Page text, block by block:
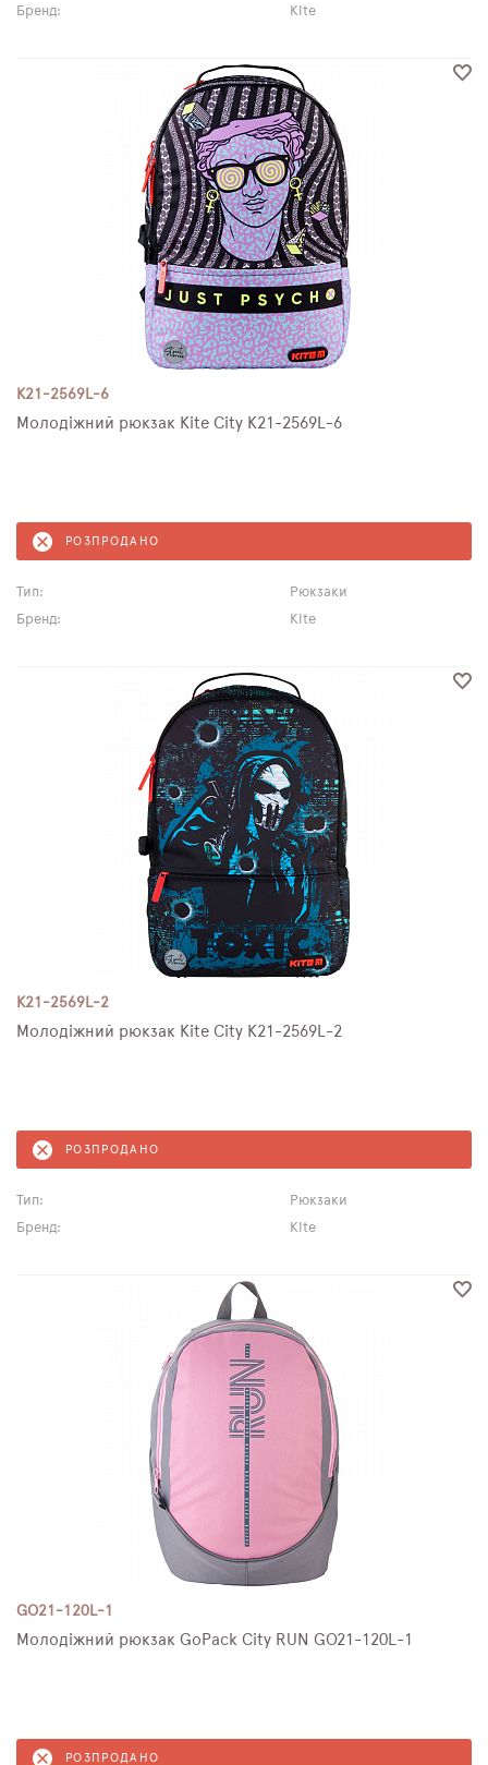
Бренд:
Kite
K21-2569L-6
Молодіжний рюкзак Kite City K21-2569L-6
РОЗПРОДАНО
Тип:
Рюкзаки
Бренд:
Kite
K21-2569L-2
Молодіжний рюкзак Kite City K21-2569L-2
РОЗПРОДАНО
Тип:
Рюкзаки
Бренд:
Kite
GO21-120L-1
Молодіжний рюкзак GoPack City RUN GO21-120L-1
РОЗПРОДАНО